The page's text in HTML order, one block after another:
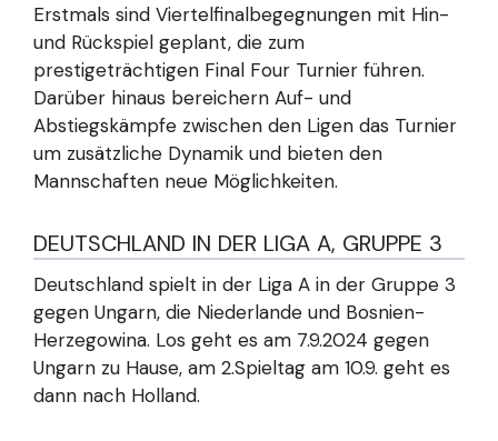
Erstmals sind Viertelfinalbegegnungen mit Hin-
und Rückspiel geplant, die zum
prestigeträchtigen Final Four Turnier führen.
Darüber hinaus bereichern Auf- und
Abstiegskämpfe zwischen den Ligen das Turnier
um zusätzliche Dynamik und bieten den
Mannschaften neue Möglichkeiten.
DEUTSCHLAND IN DER LIGA A, GRUPPE 3
Deutschland spielt in der Liga A in der Gruppe 3
gegen Ungarn, die Niederlande und Bosnien-
Herzegowina. Los geht es am 7.9.2024 gegen
Ungarn zu Hause, am 2.Spieltag am 10.9. geht es
dann nach Holland.